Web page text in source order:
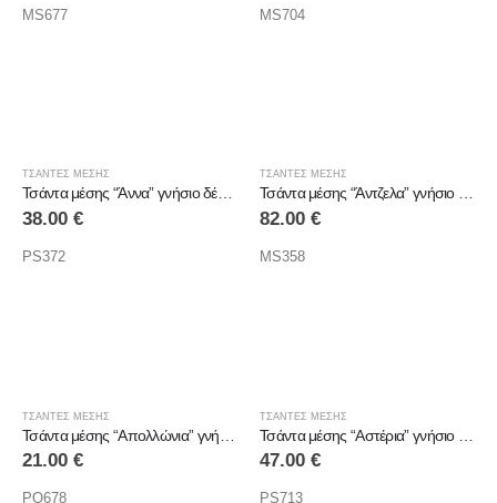
MS677 MS704
ΤΣΑΝΤΕΣ ΜΕΣΗΣ
Τσάντα μέσης “Άννα” γνήσιο δέρμα
38.00 €
PS372
ΤΣΑΝΤΕΣ ΜΕΣΗΣ
Τσάντα μέσης “Άντζελα” γνήσιο δέρμα
82.00 €
MS358
ΤΣΑΝΤΕΣ ΜΕΣΗΣ
21.00 €
PO678
ΤΣΑΝΤΕΣ ΜΕΣΗΣ
47.00 €
PS713